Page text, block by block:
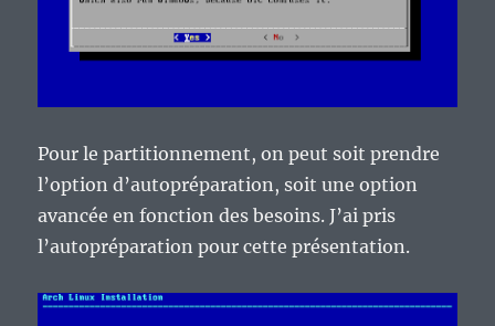
Pour le partitionnement, on peut soit prendre
l’option d’autopréparation, soit une option
avancée en fonction des besoins. J’ai pris
l’autopréparation pour cette présentation.